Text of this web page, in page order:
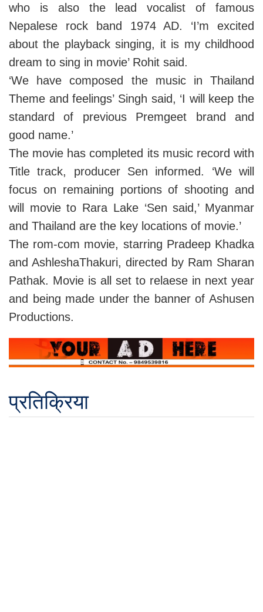
who is also the lead vocalist of famous
Nepalese rock band 1974 AD. ‘I’m excited
about the playback singing, it is my childhood
dream to sing in movie’ Rohit said.
‘We have composed the music in Thailand
Theme and feelings’ Singh said, ‘I will keep the
standard of previous Premgeet brand and
good name.’
The movie has completed its music record with
Title track, producer Sen informed. ‘We will
focus on remaining portions of shooting and
will movie to Rara Lake ‘Sen said,’ Myanmar
and Thailand are the key locations of movie.’
The rom-com movie, starring Pradeep Khadka
and AshleshaThakuri, directed by Ram Sharan
Pathak. Movie is all set to relaese in next year
and being made under the banner of Ashusen
Productions.
प्रतिक्रिया